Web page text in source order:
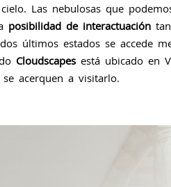
Las nebulosas que
posibilidad de interactuación
últimos estados se accede
Cloudscapes está ubicado en
acerquen a visitarlo.